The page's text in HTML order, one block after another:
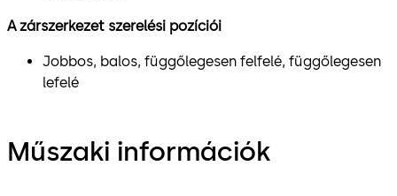
A zárszerkezet szerelési pozíciói
Jobbos, balos, függőlegesen felfelé, függőlegesen
lefelé
Műszaki információk